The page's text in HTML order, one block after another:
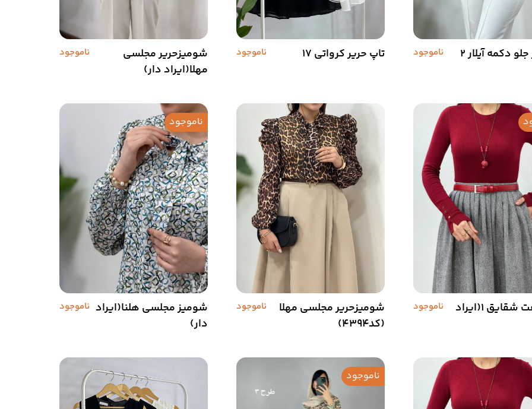
دکمه آیلار 2 ناموجود تاپ حریر کرواتی 17 ناموجود
شومیزحریر مجلسی
مهلا(ایراد دار)
ناموجود
بلوز بافت شقایق 1(ایراد ناموجود
شومیزحریر مجلسی مهلا
(کد4394)
ناموجود
ناموجود
شومیز مجلسی هلنا(ایراد
دار)
ناموجود
ناموجود